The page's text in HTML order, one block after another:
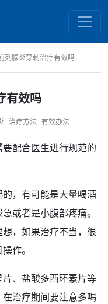
列腺炎穿刺治疗有效吗
有效吗
治疗方法 有效办法
要配合医生进行规范的
，有可能是大量喝酒
急或者是小腹部疼痛。
，如果治疗不当，很
操作。
、盐酸多西环素片等
在治疗期间要注意多喝